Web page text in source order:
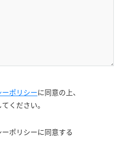
ポリシーに同意の上、
ください。
ポリシーに同意する